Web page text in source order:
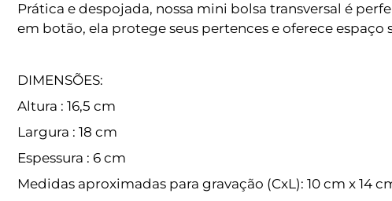
Prática e despojada, nossa mini bolsa transversal é
em botão, ela protege seus pertences e oferece espaço
DIMENSÕES:
Altura : 16,5 cm
Largura : 18 cm
Espessura : 6 cm
Medidas aproximadas para gravação (CxL): 10 cm x 14